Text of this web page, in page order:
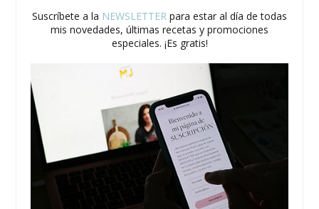
Suscríbete a la NEWSLETTER para estar al día de todas
mis novedades, últimas recetas y promociones
especiales. ¡Es gratis!